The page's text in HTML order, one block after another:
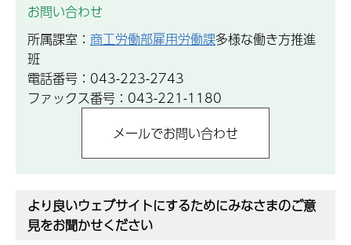
お問い合わせ
所属課室： 商工労働部雇用労働課多様な働き方推進
班
電話番号：043-223-2743
ファックス番号：043-221-1180
より良いウェブサイトにするためにみなさまのご意
見をお聞かせください